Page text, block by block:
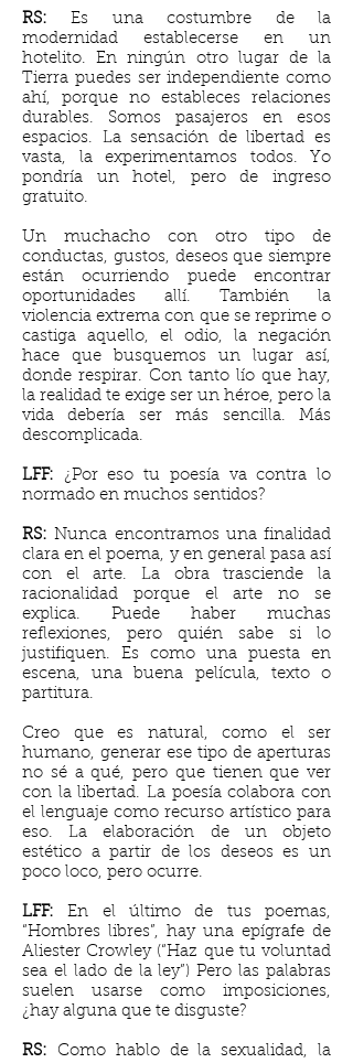
RS:Es una costumbre de la
modernidad establecerse en un
hotelito. En ningún otro lugar de la
Tierra puedes ser independiente como
ahí, porque no estableces relaciones
durables. Somos pasajeros en esos
espacios. La sensación de libertad es
vasta, la experimentamos todos. Yo
pondría un hotel, pero de ingreso
gratuito.
Un muchacho con otro tipo de
conductas, gustos, deseos que siempre
están ocurriendo puede encontrar
oportunidades allí. También la
violencia extrema con que se reprime o
castiga aquello, el odio, la negación
hace que busquemos un lugar así,
donde respirar. Con tanto lío que hay,
la realidad te exige ser un héroe, pero la
vida debería ser más sencilla. Más
descomplicada.
LFF: ¿Por eso tu poesía va contra lo
normado en muchos sentidos?
RS:Nunca encontramos una finalidad
clara en el poema, y en general pasa así
con el arte. La obra trasciende la
racionalidad porque el arte no se
explica. Puede haber muchas
reflexiones, pero quién sabe si lo
justifiquen. Es como una puesta en
escena, una buena película, texto o
partitura.
Creo que es natural, como el ser
humano, generar ese tipo de aperturas
no sé a qué, pero que tienen que ver
con la libertad. La poesía colabora con
el lenguaje como recurso artístico para
eso. La elaboración de un objeto
estético a partir de los deseos es un
poco loco, pero ocurre.
LFF:En el último de tus poemas,
“Hombres libres”, hay una epígrafe de
Aliester Crowley (“Haz que tu voluntad
sea el lado de la ley”) Pero las palabras
suelen usarse como imposiciones,
¿hay alguna que te disguste?
RS: Como hablo de la sexualidad, la